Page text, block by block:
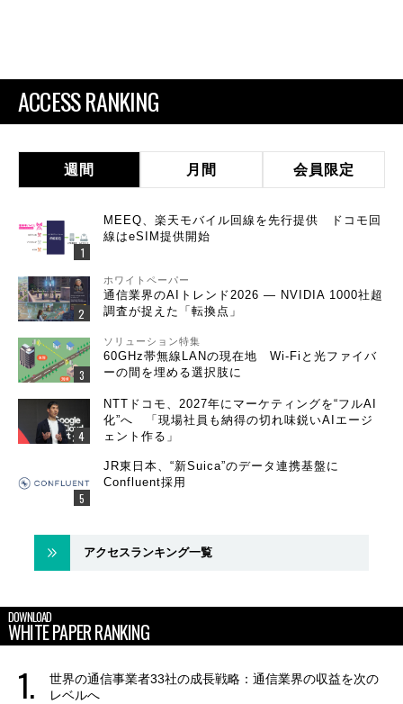
ACCESS RANKING
週間 月間 会員限定
MEEQ、楽天モバイル回線を先行提供 ドコモ回
線はeSIM提供開始
ホワイトペーパー
通信業界のAIトレンド2026 ― NVIDIA 1000社超
調査が捉えた「転換点」
ソリューション特集
60GHz帯無線LANの現在地 Wi-Fiと光ファイバ
ーの間を埋める選択肢に
NTTドコモ、2027年にマーケティングを“フルAI
化”へ 「現場社員も納得の切れ味鋭いAIエージ
ェント作る」
JR東日本、“新Suica”のデータ連携基盤に
Confluent採用
アクセスランキング一覧
DOWNLOAD
WHITE PAPER RANKING
世界の通信事業者33社の成長戦略：通信業界の収益を次の
レベルへ